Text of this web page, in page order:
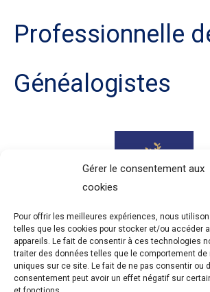
Gérer le consentement aux
cookies
Pour offrir les meilleures expériences, nous
telles que les cookies pour stocker et/ou accéder
appareils. Le fait de consentir à ces technologies
traiter des données telles que le comportement de
uniques sur ce site. Le fait de ne pas consentir ou
consentement peut avoir un effet négatif sur
Professionnelle
Généalogistes
Politique de